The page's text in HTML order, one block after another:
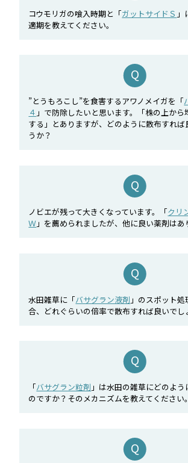
コウモリガの喰入時期と「ガットサイドＳ
適期を教えてください。
”とうもろこし”を食害するアワノメイガを「
４ 」で防除したいと思います。「株の上から
する」とありますが、どのように散布すれば
うか？
ノビエが残って大きくなっています。「クリ
Ｗ 」を薦められましたが、他に良い薬剤はあ
水田雑草に「バサグラン液剤 」のスポット
合、どれぐらいの倍率で散布すれば良いでし
「バサグラン粒剤 」は水田の雑草にどのよう
のですか？そのメカニズムを教えてください。